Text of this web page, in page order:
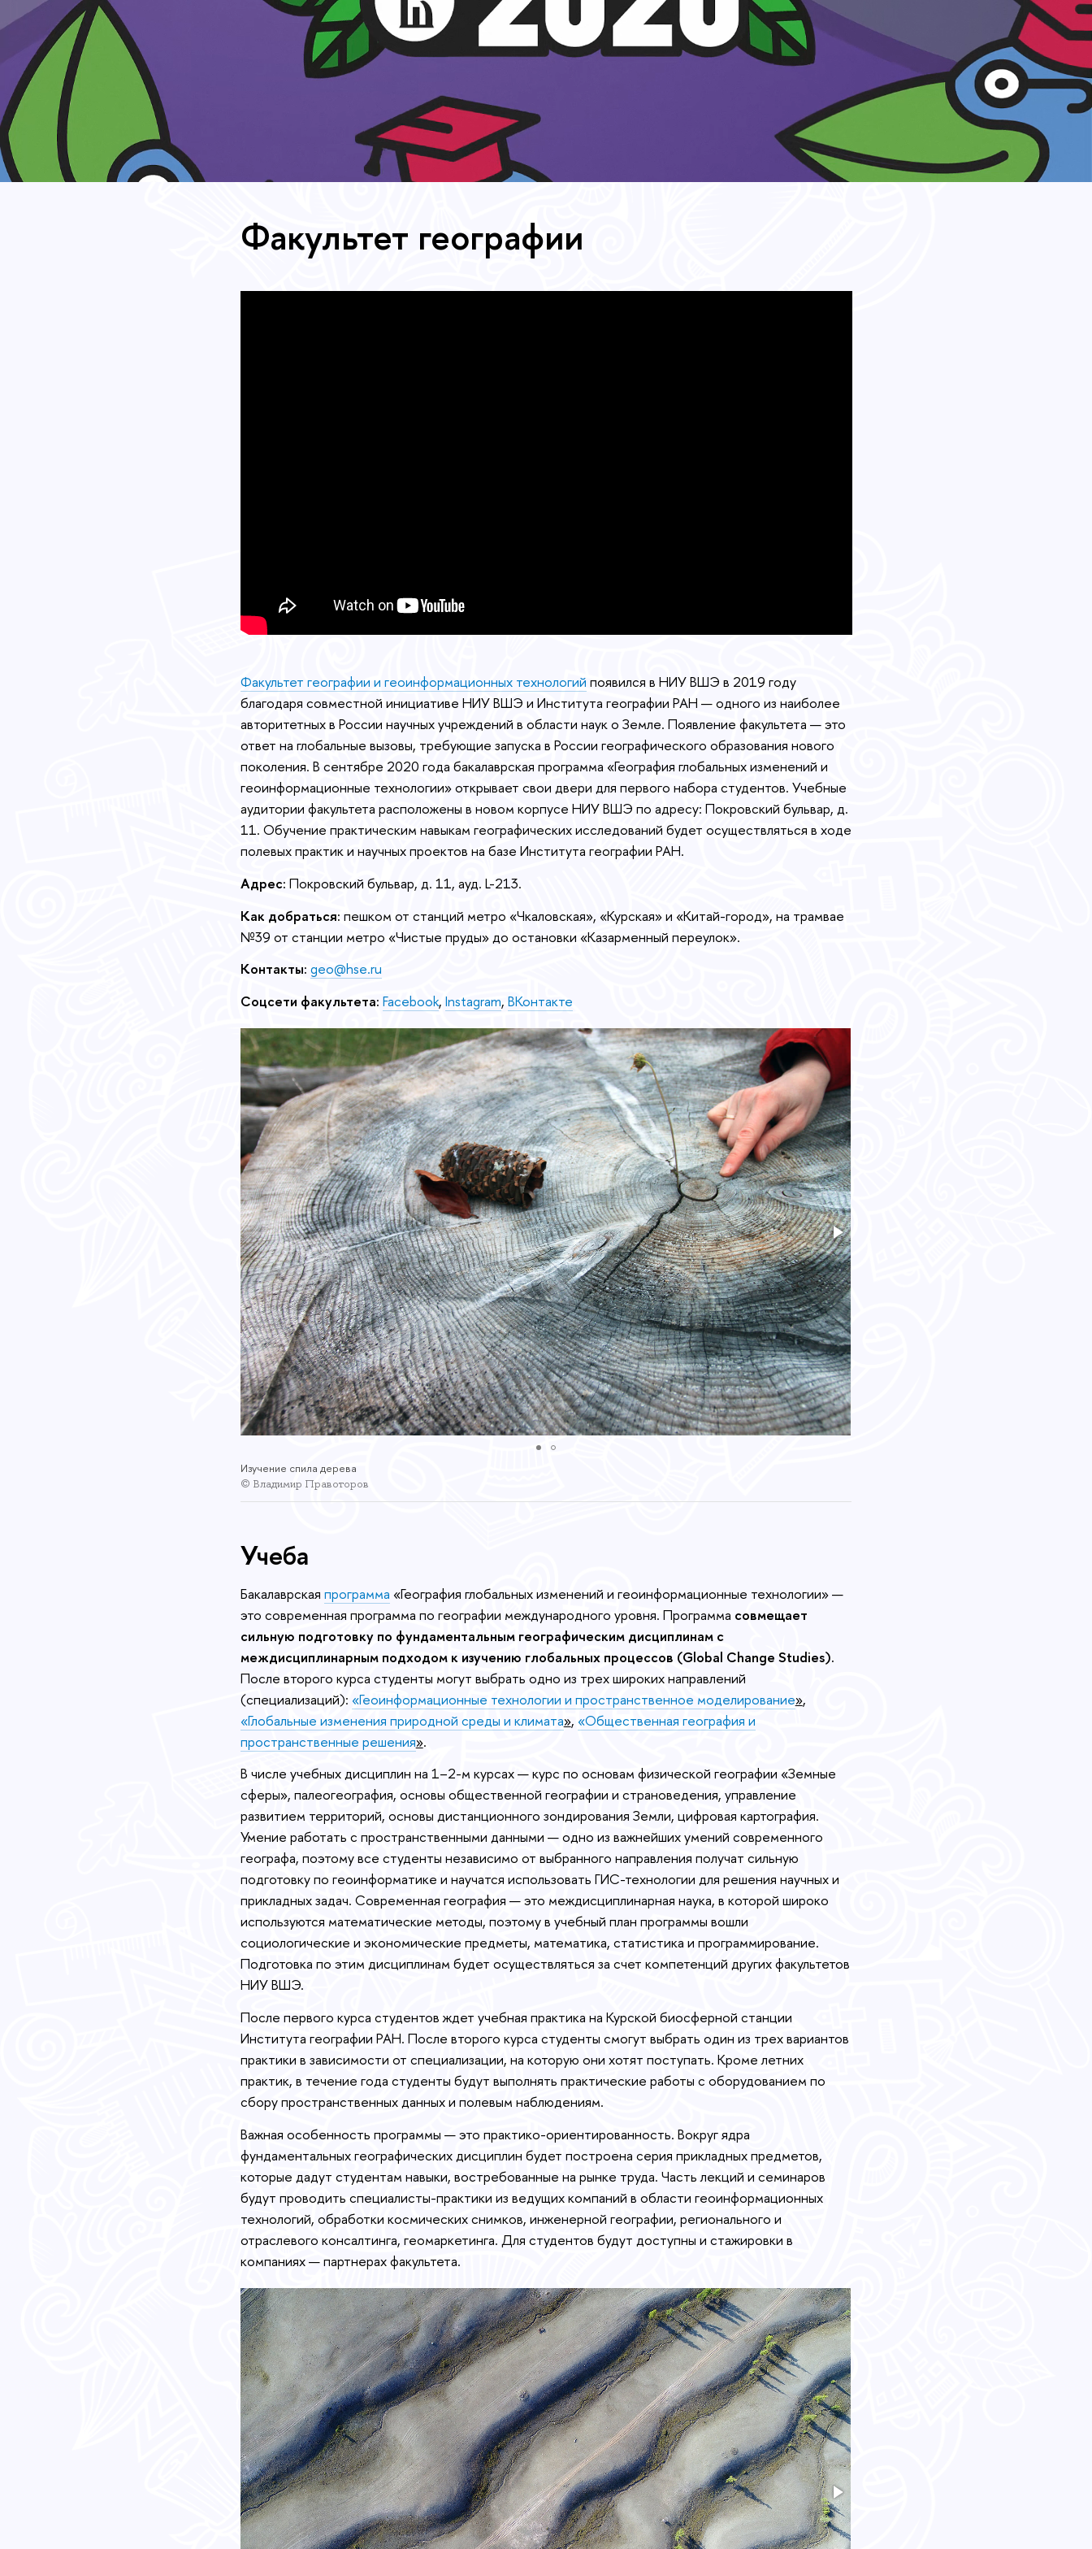
Факультет географии
Факультет географии и геоинформационных технологий появился в НИУ ВШЭ в 2019 году
благодаря совместной инициативе НИУ ВШЭ и Института географии РАН — одного из наиболее
авторитетных в России научных учреждений в области наук о Земле. Появление факультета — это
ответ на глобальные вызовы, требующие запуска в России географического образования нового
поколения. В сентябре 2020 года бакалаврская программа «География глобальных изменений и
геоинформационные технологии» открывает свои двери для первого набора студентов. Учебные
аудитории факультета расположены в новом корпусе НИУ ВШЭ по адресу: Покровский бульвар, д.
11. Обучение практическим навыкам географических исследований будет осуществляться в ходе
полевых практик и научных проектов на базе Института географии РАН.
Адрес: Покровский бульвар, д. 11, ауд. L-213.
Как добраться: пешком от станций метро «Чкаловская», «Курская» и «Китай-город», на трамвае
№39 от станции метро «Чистые пруды» до остановки «Казарменный переулок».
Контакты: geo@hse.ru
Соцсети факультета: Facebook, Instagram, ВКонтакте
Изучение спила дерева
© Владимир Правоторов
Учеба
Бакалаврская программа «География глобальных изменений и геоинформационные технологии» —
это современная программа по географии международного уровня. Программа совмещает
сильную подготовку по фундаментальным географическим дисциплинам с
междисциплинарным подходом к изучению глобальных процессов (Global Change Studies).
После второго курса студенты могут выбрать одно из трех широких направлений
(специализаций): «Геоинформационные технологии и пространственное моделирование»,
«Глобальные изменения природной среды и климата», «Общественная география и
пространственные решения».
В числе учебных дисциплин на 1–2-м курсах — курс по основам физической географии «Земные
сферы», палеогеография, основы общественной географии и страноведения, управление
развитием территорий, основы дистанционного зондирования Земли, цифровая картография.
Умение работать с пространственными данными — одно из важнейших умений современного
географа, поэтому все студенты независимо от выбранного направления получат сильную
подготовку по геоинформатике и научатся использовать ГИС-технологии для решения научных и
прикладных задач. Современная география — это междисциплинарная наука, в которой широко
используются математические методы, поэтому в учебный план программы вошли
социологические и экономические предметы, математика, статистика и программирование.
Подготовка по этим дисциплинам будет осуществляться за счет компетенций других факультетов
НИУ ВШЭ.
После первого курса студентов ждет учебная практика на Курской биосферной станции
Института географии РАН. После второго курса студенты смогут выбрать один из трех вариантов
практики в зависимости от специализации, на которую они хотят поступать. Кроме летних
практик, в течение года студенты будут выполнять практические работы с оборудованием по
сбору пространственных данных и полевым наблюдениям.
Важная особенность программы — это практико-ориентированность. Вокруг ядра
фундаментальных географических дисциплин будет построена серия прикладных предметов,
которые дадут студентам навыки, востребованные на рынке труда. Часть лекций и семинаров
будут проводить специалисты-практики из ведущих компаний в области геоинформационных
технологий, обработки космических снимков, инженерной географии, регионального и
отраслевого консалтинга, геомаркетинга. Для студентов будут доступны и стажировки в
компаниях — партнерах факультета.